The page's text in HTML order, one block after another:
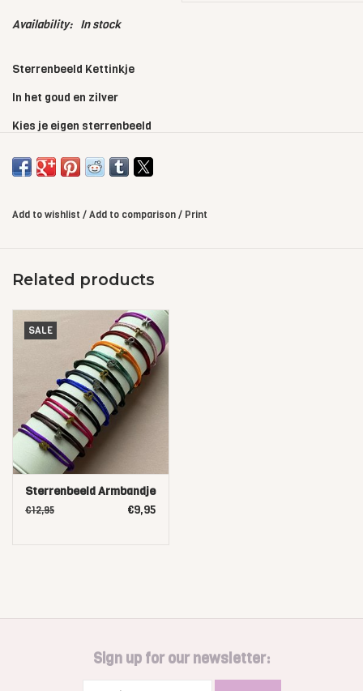
Availability: In stock
Sterrenbeeld Kettinkje
In het goud en zilver
Kies je eigen sterrenbeeld
Add to wishlist /Add to comparison/ Print
Related products
SALE
Sterrenbeeld Armbandje
€12,95 €9,95
Sign up for our newsletter: